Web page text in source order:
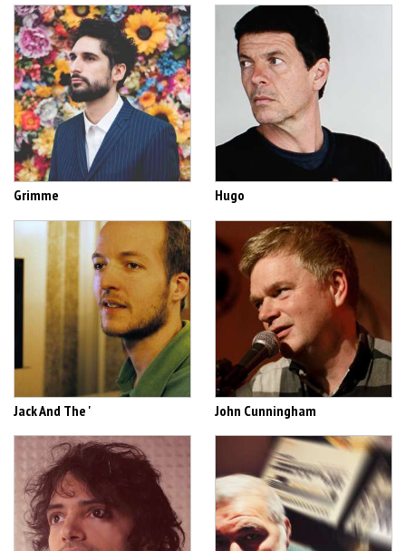
Grimme Hugo
Jack And The ' John Cunningham